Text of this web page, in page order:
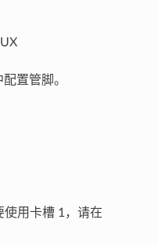
配置管脚。
使用卡槽 1，请在